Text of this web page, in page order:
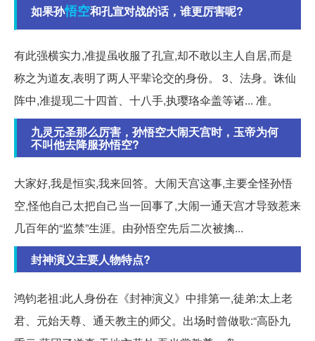
如果孙悟空和孔宣对战的话，谁更厉害呢?
有此强横实力,准提虽收服了孔宣,却不敢以主人自居,而是
称之为道友,表明了两人平辈论交的身份。 3、法身。诛仙
阵中,准提现二十四首、十八手,执璎珞伞盖等诸... 准。
九灵元圣那么厉害，孙悟空大闹天宫时，玉帝为何
不叫他去降服孙悟空?
大家好,我是恒实,我来回答。大闹天宫这事,主要全怪孙悟
空,怪他自己太把自己当一回事了,大闹一通天宫才导致惹来
几百年的“监禁”生涯。由孙悟空先后二次被擒...
封神演义主要人物特点?
鸿钧老祖:此人身份在《封神演义》中排第一,徒弟:太上老
君、元始天尊、通天教主的师父。出场时曾做歌:“高卧九